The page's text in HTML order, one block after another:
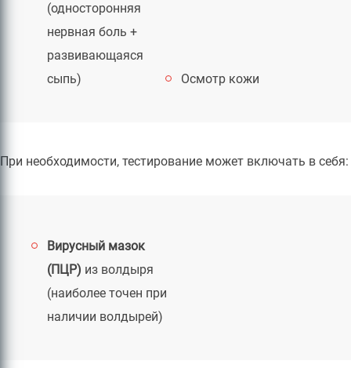
(односторонняя
нервная боль +
развивающаяся
сыпь)
Осмотр кожи
При необходимости, тестирование может включать в себя:
Вирусный мазок
(ПЦР) из волдыря
(наиболее точен при
наличии волдырей)